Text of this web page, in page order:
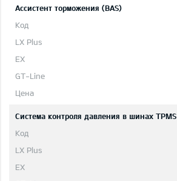
Ассистент торможения (BAS)
Система контроля давления в шинах TPMS